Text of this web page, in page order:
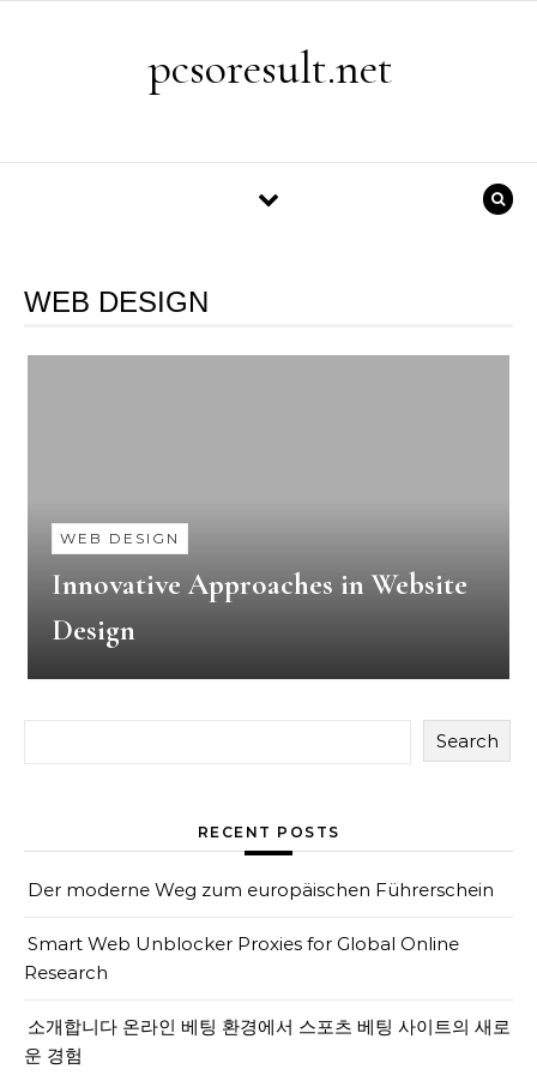
pcsoresult.net
WEB DESIGN
WEB DESIGN
Innovative Approaches in Website
Design
Search
RECENT POSTS
Der moderne Weg zum europäischen Führerschein
Smart Web Unblocker Proxies for Global Online
Research
소개합니다 온라인 베팅 환경에서 스포츠 베팅 사이트의 새로
운 경험